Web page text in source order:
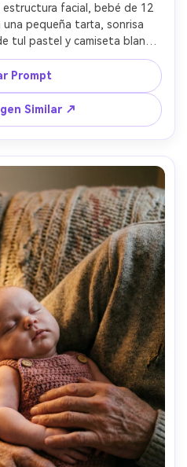
facial, bebé de 12
pequeña tarta, sonrisa
tul pastel y camiseta blanca
lazo, fondo: decoración
globos difuminados, luz de
Canon EOS R3, 70mm
de retrato, reflejos limpios,
emoción cálida de
artificial --ar 4:5
Prompt
Similar ↗